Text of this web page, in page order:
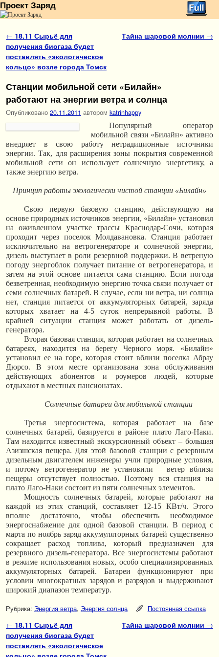
Проект Заряд
Навигация по записям
← 18.11 Сырьё для
получения биогаза будет
поставлять «экологическое
кольцо» возле города Томск
Тайна шаровой молнии →
Станции мобильной сети «Билайн»
работают на энергии ветра и солнца
Опубликовано 20.11.2011 автором katrinhappy
Популярный оператор
мобильной связи «Билайн» активно
внедряет в свою работу нетрадиционные источники
энергии. Так, для расширения зоны покрытия современной
мобильной сети он использует солнечную энергетику, а
также энергию ветра.
Принцип работы экологически чистой станции «Билайн»
Свою первую базовую станцию, действующую на
основе природных источников энергии, «Билайн» установил
на оживленном участке трассы Краснодар-Сочи, которая
проходит через поселок Молдавановка. Станция работает
исключительно на ветрогенераторе и солнечной энергии,
дизель выступает в роли резервной поддержки. В ветреную
погоду энергоблок получает питание от ветрогенератора, и
затем на этой основе питается сама станцию. Если погода
безветренная, необходимую энергию точка связи получает от
семи солнечных батарей. В случае, если ни ветра, ни солнца
нет, станция питается от аккумуляторных батарей, заряда
которых хватает на 4-5 суток непрерывной работы. В
крайней ситуации станция может работать от дизель-
генератора.
Вторая базовая станция, которая работает на солнечных
батареях, находится на берегу Черного моря. «Билайн»
установил ее на горе, которая стоит вблизи поселка Абрау
Дюрсо. В этом месте организована зона обслуживания
действующих абонентов и роумеров людей, которые
отдыхают в местных пансионатах.
Солнечные батареи для мобильной станции
Третья энергосистема, которая работает на базе
солнечных батарей, базируется в районе плато Лаго-Наки.
Там находится известный экскурсионный объект – большая
Азизшская пещера. Для этой базовой станции с резервным
дизельным двигателем инженеры учли природные условия,
и потому ветрогенератор не установили – ветер вблизи
пещеры отсутствует полностью. Поэтому вся станция на
плато Лаго-Наки состоит из пяти солнечных элементов.
Мощность солнечных батарей, которые работают на
каждой из этих станций, составляет 12-15 КВт/ч. Этого
вполне достаточно, чтобы обеспечить необходимое
энергоснабжение для одной базовой станции. В период с
марта по ноябрь заряд аккумуляторных батарей существенно
сокращает расход топлива, который предназначен для
резервного дизель-генератора. Все энергосистемы работают
в режиме использования новых, особо специализированных
аккумуляторных батарей. Батареи функционируют при
условии многократных зарядов и разрядов и выдерживают
широкий диапазон температур.
Рубрика: Энергия ветра, Энергия солнца Постоянная ссылка
Навигация по записям
← 18.11 Сырьё для
получения биогаза будет
поставлять «экологическое
Тайна шаровой молнии →